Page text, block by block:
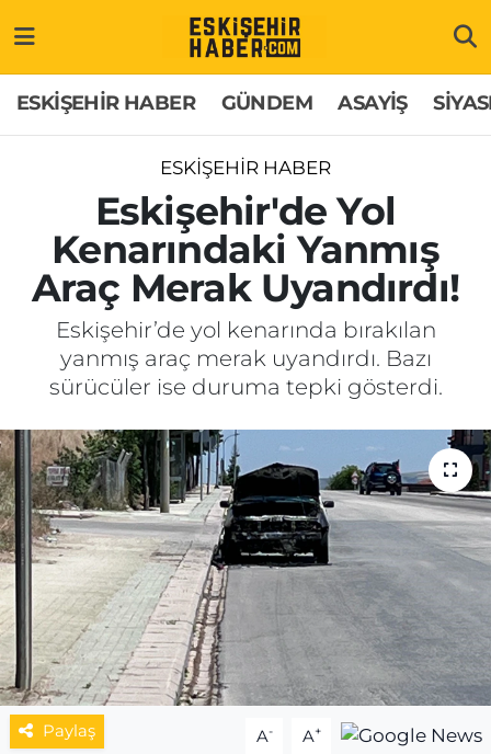
ESKİŞEHİR HABER GÜNDEM ASAYİŞ
ESKİŞEHİR HABER
Eskişehir'de Yol
Kenarındaki Yanmış
Araç Merak Uyandırdı!
Eskişehir’de yol kenarında bırakılan
yanmış araç merak uyandırdı. Bazı
sürücüler ise duruma tepki gösterdi.
Paylaş A- A+
GÜNDEM
ASAYİŞ
SİYASET
EKONOMİ
SAĞLIK
SPOR
MAGAZİN
ESKİŞEHİRSPOR
Hakkımızda
İletişim
Künye
Odunpazarı Trafik Yoğunluk Haritası
Süper Lig Puan Durumu ve Fikstür
Tüm Manşetler
Son Dakika Haberleri
Haber Arşivi